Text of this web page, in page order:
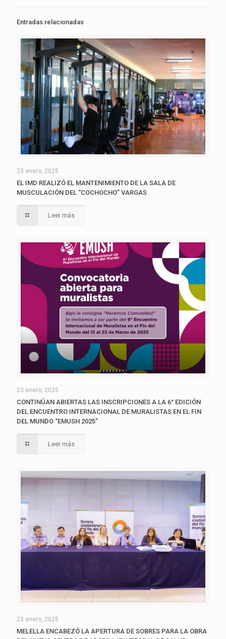
Entradas relacionadas
23 enero, 2025
EL IMD REALIZÓ EL MANTENIMIENTO DE LA SALA DE
MUSCULACIÓN DEL “COCHOCHO” VARGAS
Leer más
23 enero, 2025
CONTINÚAN ABIERTAS LAS INSCRIPCIONES A LA 6° EDICIÓN
DEL ENCUENTRO INTERNACIONAL DE MURALISTAS EN EL FIN
DEL MUNDO “EMUSH 2025”
Leer más
23 enero, 2025
MELELLA ENCABEZÓ LA APERTURA DE SOBRES PARA LA OBRA